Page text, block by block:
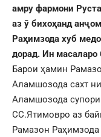
амру фармони
аз ӯ бихоҳанд
Раҳимзода хуб
дорад. Ин масаларо
Барои ҳамин
Аламшозода сахт
Аламшозода
СС.Ятимовро аз
Рамазон Раҳимзода